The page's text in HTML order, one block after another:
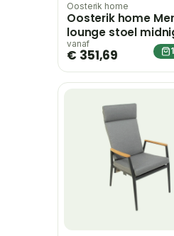
Oosterik home
Oosterik home
lounge stoel
grey – grijs
vanaf
€ 351,69